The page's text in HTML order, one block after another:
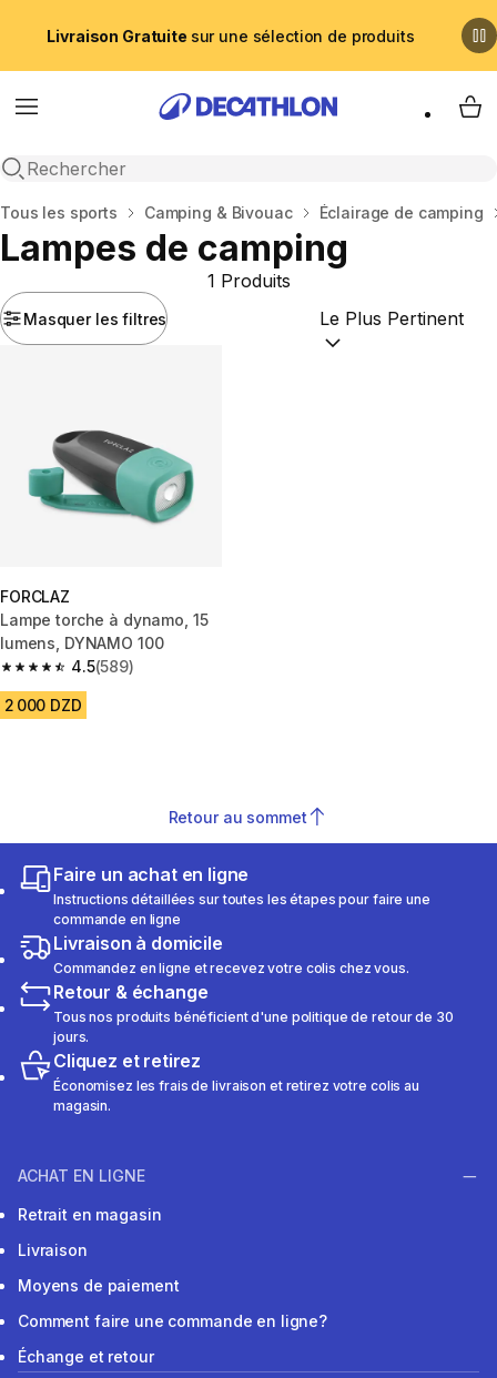
Livraison Gratuite sur une sélection de produits
Menu
Recherche ouverte
My
Accueil
Tous les sports Camping & Bivouac Éclairage de camping
Lampes de camping
Masquer les filtres
1 Produits
Trier par :(optional)
FORCLAZ
Lampe torche à dynamo, 15
lumens, DYNAMO 100
4.5
4.5 out of 5 stars from 589 reviews
(589)
2 000 DZD
Retour au sommet
Faire un achat en ligne
Instructions détaillées sur toutes les étapes pour faire une
commande en ligne
Livraison à domicile
Commandez en ligne et recevez votre colis chez vous.
Retour & échange
Tous nos produits bénéficient d'une politique de retour de 30
jours.
Cliquez et retirez
Économisez les frais de livraison et retirez votre colis au
magasin.
ACHAT EN LIGNE
Retrait en magasin
Livraison
Moyens de paiement
Comment faire une commande en ligne?
Échange et retour